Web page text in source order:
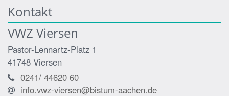
Kontakt
VWZ Viersen
Pastor-Lennartz-Platz 1
41748 Viersen
0241/ 44620 60
info.vwz-viersen@bistum-aachen.de